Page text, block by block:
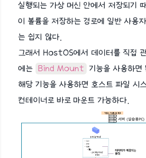
실행되는 가상 머신 안에서 저장되기
이 볼륨을 저장하는 경로에 일반 사용
는 쉽지 않다.
그래서 HostOS에서 데이터를 직접
에는
Bind Mount 기능을 사용하면
해당 기능을 사용하면 호스트 파일 시
컨테이너로 바로 마운트 가능하다.